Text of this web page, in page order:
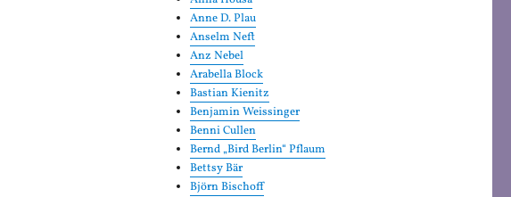
Anne D. Plau
Anselm Neft
Anz Nebel
Arabella Block
Bastian Kienitz
Benjamin Weissinger
Benni Cullen
Bernd „Bird Berlin“ Pflaum
Bettsy Bär
Björn Bischoff